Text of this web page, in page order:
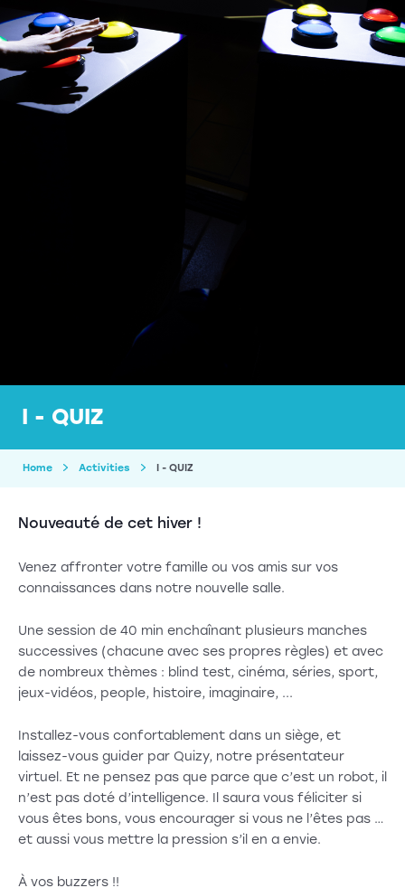
I - QUIZ
Home Activities I - QUIZ
Nouveauté de cet hiver !
Venez affronter votre famille ou vos amis sur vos
connaissances dans notre nouvelle salle.
Une session de 40 min enchaînant plusieurs manches
successives (chacune avec ses propres règles) et avec
de nombreux thèmes : blind test, cinéma, séries, sport,
jeux-vidéos, people, histoire, imaginaire, ...
Installez-vous confortablement dans un siège, et
laissez-vous guider par Quizy, notre présentateur
virtuel. Et ne pensez pas que parce que c’est un robot, il
n’est pas doté d’intelligence. Il saura vous féliciter si
vous êtes bons, vous encourager si vous ne l’êtes pas …
et aussi vous mettre la pression s’il en a envie.
À vos buzzers !!